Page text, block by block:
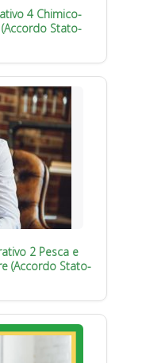
4 Chimico-
Stato-
2 Pesca e
(Accordo Stato-